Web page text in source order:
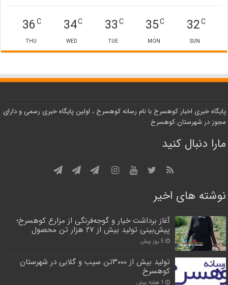
32C
SUN
35C
MON
33C
TUE
34C
WED
36C
THU
پایگاه خبری اخبار کوهسرخ با نام رسانه کوهسرخ ، اولین پایگاه خبری رسمی و دارای
مجوز در شهرستان کوهسرخ
مارا دنبال کنید
نوشته های اخیر
آغاز برداشت خیار و گوجه‌فرنگی از مزارع کوهسرخ؛
پیش‌بینی تولید بیش از ۲۷ هزار تن محصول
5 روز پیش
تولید بیش از ۳۰۰۰تن سیب و گلابی در شهرستان
کوهسرخ
1 هفته پیش